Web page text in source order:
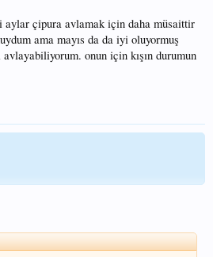
aylar çipura avlamak için daha müsaittir
ama mayıs da da iyi oluyormuş
onun için kışın durumun